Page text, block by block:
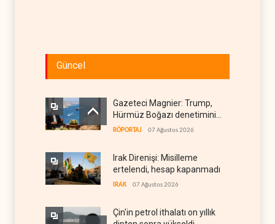
Güncel
Gazeteci Magnier: Trump,
Hürmüz Boğazı denetimini
doğrudan İran ve Umman'a
RÖPORTAJ 07 Ağustos 2026
Irak Direnişi: Misilleme
ertelendi, hesap kapanmadı
IRAK 07 Ağustos 2026
Çin'in petrol ithalatı on yıllık